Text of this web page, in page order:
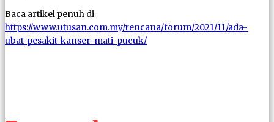
Baca artikel penuh di
https://www.utusan.com.my/rencana/forum/2021/11/ada-
ubat-pesakit-kanser-mati-pucuk/